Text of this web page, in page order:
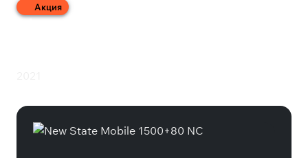
Акция
New State Mobile